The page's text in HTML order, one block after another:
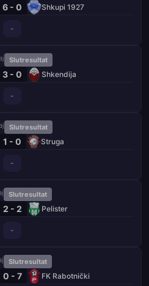
6 - 0 Shkupi 1927
-
Slutresultat
3 - 0 Shkendija
-
Slutresultat
1 - 0 Struga
-
Slutresultat
2 - 2 Pelister
-
Slutresultat
0 - 7 FK Rabotnički